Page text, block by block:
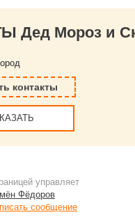
Дед Мороз и
контакты
управляет
Фёдоров
сообщение